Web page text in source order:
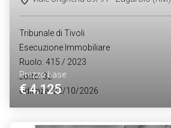
Prezzo base
€ 4.125
Tribunale di Tivoli
Esecuzione Immobiliare
Ruolo: 415 / 2023
Lotto: 32
Udienza: 22/10/2026